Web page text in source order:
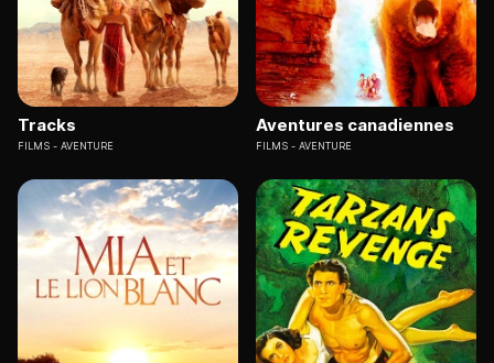
Tracks
FILMS AVENTURE
Aventures canadiennes
FILMS AVENTURE